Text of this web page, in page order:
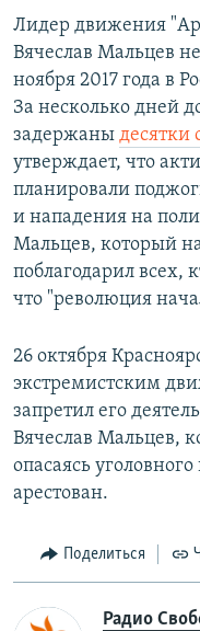
Лидер движения
Вячеслав Мальцев
ноября 2017 года в
За несколько дней
задержаны десятки
утверждает, что
планировали
и нападения на
Мальцев, который
поблагодарил всех,
что "революция
26 октября
экстремистским
запретил его
Вячеслав Мальцев,
опасаясь
арестован.
Поделиться
Радио